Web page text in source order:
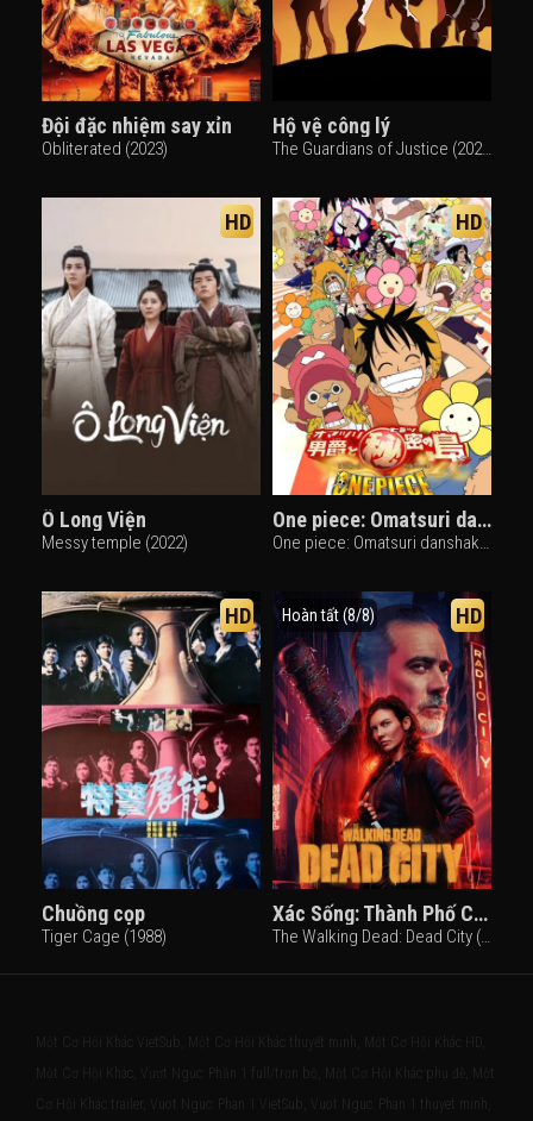
Đội đặc nhiệm say xỉn
Obliterated (2023)
Hộ vệ công lý
The Guardians of Justice (2022)
HD
Ô Long Viện
Messy temple (2022)
HD
One piece: Omatsuri danshaku to himitsu no shima
One piece: Omatsuri danshaku to himitsu no shima (2005)
HD
Chuồng cọp
Tiger Cage (1988)
Hoàn tất (8/8) HD
Xác Sống: Thành Phố Chết (Phần 2)
The Walking Dead: Dead City (Season 2) (2025)
Một Cơ Hội Khác VietSub, Một Cơ Hội Khác thuyết minh, Một Cơ Hội Khác HD,
Một Cơ Hội Khác, Vượt Ngục: Phần 1 full/trọn bộ, Một Cơ Hội Khác phụ đề, Một
Cơ Hội Khác trailer, Vuot Nguc: Phan 1 VietSub, Vuot Nguc: Phan 1 thuyet minh,